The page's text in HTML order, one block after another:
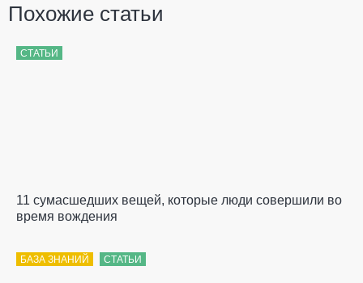
Похожие статьи
СТАТЬИ
11 сумасшедших вещей, которые люди совершили во
время вождения
БАЗА ЗНАНИЙ СТАТЬИ